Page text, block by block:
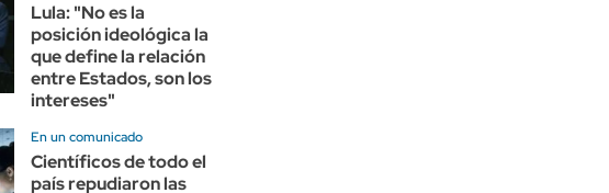
Lula: "No es la
posición ideológica la
que define la relación
entre Estados, son los
intereses"
En un comunicado
Científicos de todo el
país repudiaron las